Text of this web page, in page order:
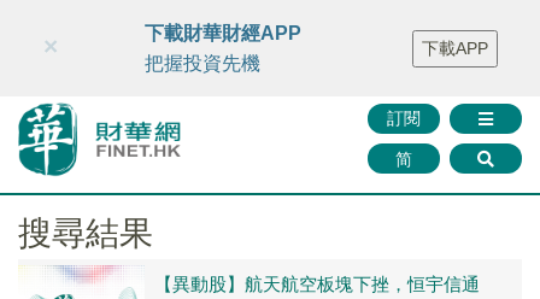
財華智庫網 FINTV FINMETA 財華證券 媒體矩陣
智庫沙龍
聯絡我們
訂閱
简
×
下載財華財經APP
把握投資先機
下載APP
搜尋結果
【異動股】航天航空板塊下挫，恒宇信通